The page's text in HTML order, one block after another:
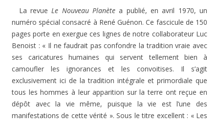
La revueLe Nouveau Planète a publié, en avril 1970, un
numéro spécial consacré à René Guénon. Ce fascicule de 150
pages porte en exergue ces lignes de notre collaborateur Luc
Benoist : « Il ne faudrait pas confondre la tradition vraie avec
ses caricatures humaines qui servent tellement bien à
camoufler les ignorances et les convoitises. Il s’agit
exclusivement ici de la tradition intégrale et primordiale que
tous les hommes à leur apparition sur la terre ont reçue en
dépôt avec la vie même, puisque la vie est l’une des
manifestations de cette vérité ». Sous le titre excellent : « Les